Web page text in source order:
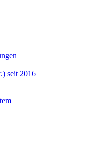
seit 2016